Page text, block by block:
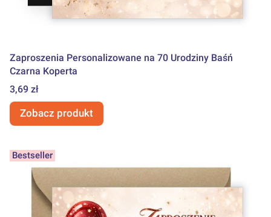
Zaproszenia Personalizowane na 70 Urodziny Baśń
Czarna Koperta
Cena
3,69 zł
Zobacz produkt
Bestseller